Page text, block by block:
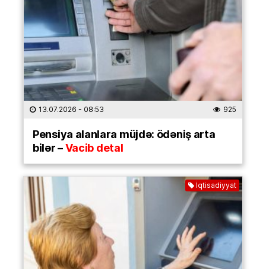
13.07.2026 - 08:53 925
Pensiya alanlara müjdə: ödəniş arta
bilər –Vacib detal
İqtisadiyyat